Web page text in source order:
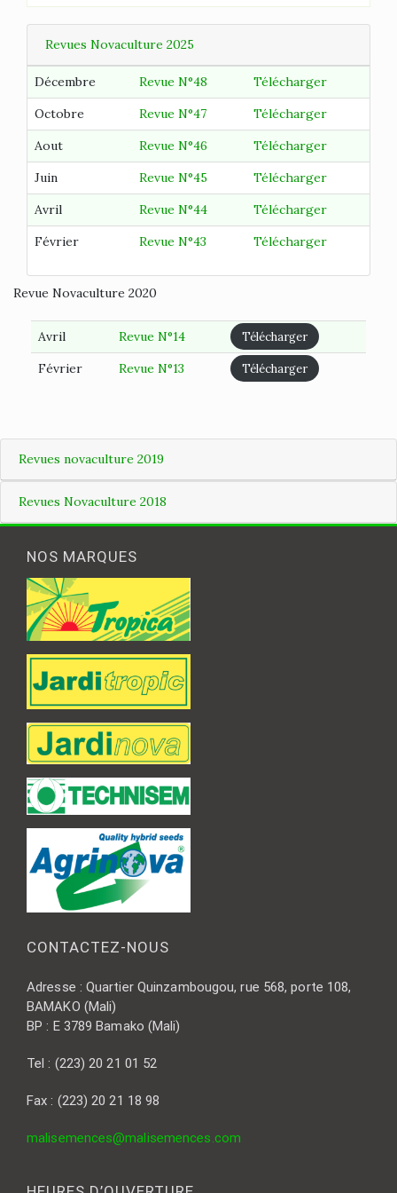
Revues Novaculture 2025
Décembre Revue N°48
Télécharger
Octobre
Revue N°47
Télécharger
Aout
Revue N°46
Télécharger
Juin
Revue N°45
Télécharger
Avril
Revue N°44
Télécharger
Février
Revue N°43 Télécharger
Revue Novaculture 2020
Avril Revue N°14 Télécharger
Février Revue N°13 Télécharger
Revues novaculture 2019
Revues Novaculture 2018
NOS MARQUES
CONTACTEZ-NOUS
Adresse : Quartier Quinzambougou, rue 568, porte 108,
BAMAKO (Mali)
BP : E 3789 Bamako (Mali)
Tel : (223) 20 21 01 52
Fax : (223) 20 21 18 98
malisemences@malisemences.com